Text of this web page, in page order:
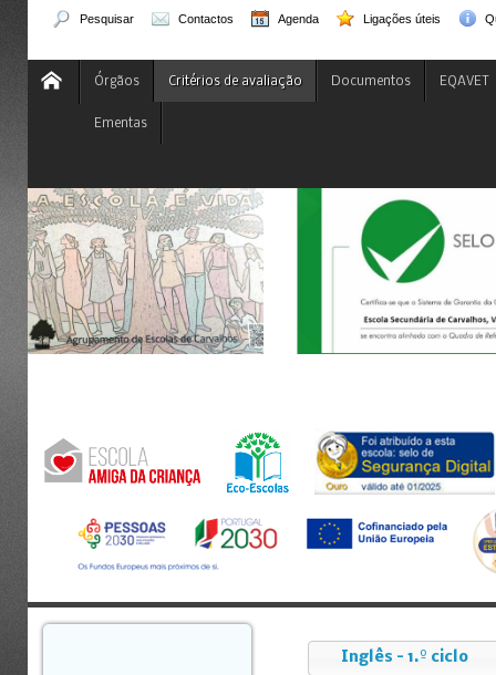
Pesquisar Contactos Agenda Ligações úteis
Órgãos Critérios de avaliação Documentos EQAVET
Ementas
Inglês - 1.º ciclo